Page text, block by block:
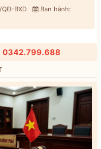
QĐ-BXD
Ban hành:
0342.799.688